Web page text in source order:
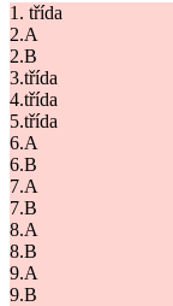
1. třída
2.A
2.B
3.třída
4.třída
5.třída
6.A
6.B
7.A
7.B
8.A
8.B
9.A
9.B